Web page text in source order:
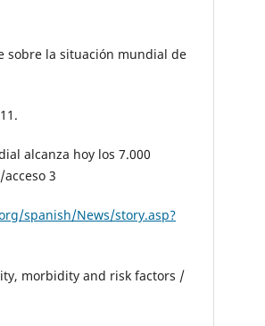
sobre la situación mundial de
alcanza hoy los 7.000
3
spanish/News/story.asp?
morbidity and risk factors /